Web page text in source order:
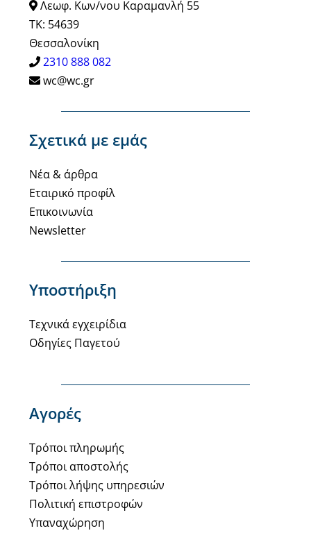
Λεωφ. Κων/νου Καραμανλή 55
ΤΚ: 54639
Θεσσαλονίκη
2310 888 082
wc@wc.gr
Σχετικά με εμάς
Νέα & άρθρα
Εταιρικό προφίλ
Επικοινωνία
Newsletter
Υποστήριξη
Τεχνικά εγχειρίδια
Οδηγίες Παγετού
Αγορές
Τρόποι πληρωμής
Τρόποι αποστολής
Τρόποι λήψης υπηρεσιών
Πολιτική επιστροφών
Υπαναχώρηση